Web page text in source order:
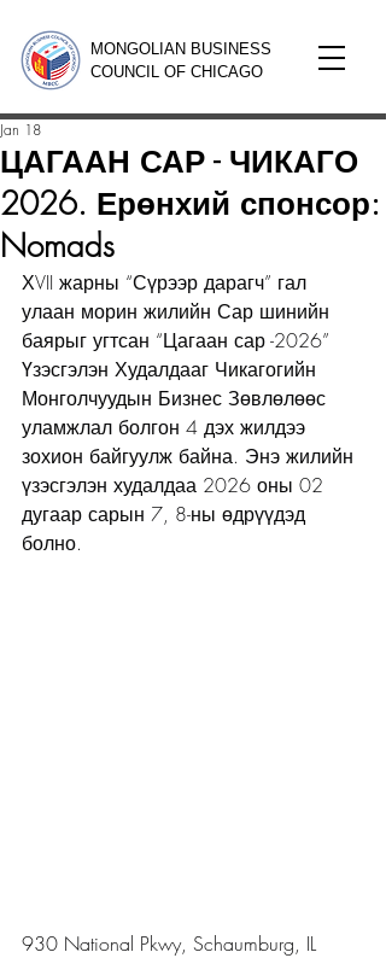
MONGOLIAN BUSINESS
COUNCIL OF CHICAGO
ЦАГААН САР - ЧИКАГО
2026. Ерөнхий спонсор:
Nomads
Jan 18
ХVII жарны “Сүрээр дарагч” гал
улаан морин жилийн Сар шинийн
баярыг угтсан “Цагаан сар -2026”
Үзэсгэлэн Худалдааг Чикагогийн
Монголчуудын Бизнес Зөвлөлөөс
уламжлал болгон 4 дэх жилдээ
зохион байгуулж байна. Энэ жилийн
үзэсгэлэн худалдаа 2026 оны 02
дугаар сарын 7, 8-ны өдрүүдэд
болно.
930 National Pkwy, Schaumburg, IL